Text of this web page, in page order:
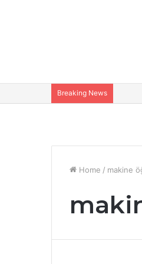
Breaking News
Home / makine